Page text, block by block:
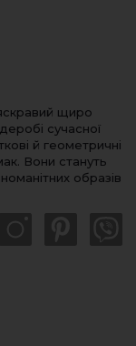
щиро
сучасної
й геометричні
Вони стануть
образів